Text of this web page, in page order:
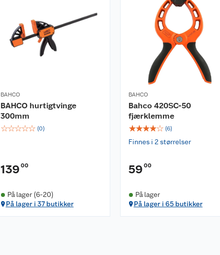
BAHCO
BAHCO hurtigtvinge
300mm
☆☆☆☆☆ (0)
139 00
På lager (6-20)
På lager i 37 butikker
BAHCO
Bahco 420SC-50
fjærklemme
☆☆☆☆☆ (6)
Finnes i 2 størrelser
59 00
På lager
På lager i 65 butikker